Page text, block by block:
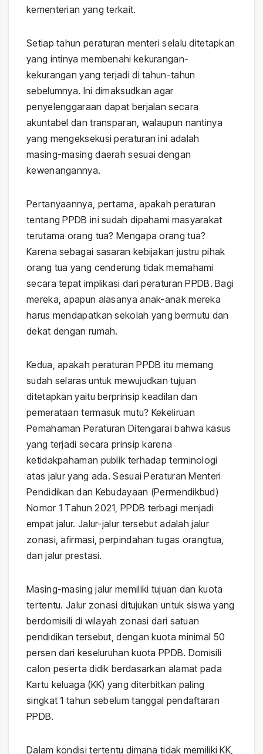
kementerian yang terkait.
Setiap tahun peraturan menteri selalu ditetapkan
yang intinya membenahi kekurangan-
kekurangan yang terjadi di tahun-tahun
sebelumnya. Ini dimaksudkan agar
penyelenggaraan dapat berjalan secara
akuntabel dan transparan, walaupun nantinya
yang mengeksekusi peraturan ini adalah
masing-masing daerah sesuai dengan
kewenangannya.
Pertanyaannya, pertama, apakah peraturan
tentang PPDB ini sudah dipahami masyarakat
terutama orang tua? Mengapa orang tua?
Karena sebagai sasaran kebijakan justru pihak
orang tua yang cenderung tidak memahami
secara tepat implikasi dari peraturan PPDB. Bagi
mereka, apapun alasanya anak-anak mereka
harus mendapatkan sekolah yang bermutu dan
dekat dengan rumah.
Kedua, apakah peraturan PPDB itu memang
sudah selaras untuk mewujudkan tujuan
ditetapkan yaitu berprinsip keadilan dan
pemerataan termasuk mutu? Kekeliruan
Pemahaman Peraturan Ditengarai bahwa kasus
yang terjadi secara prinsip karena
ketidakpahaman publik terhadap terminologi
atas jalur yang ada. Sesuai Peraturan Menteri
Pendidikan dan Kebudayaan (Permendikbud)
Nomor 1 Tahun 2021, PPDB terbagi menjadi
empat jalur. Jalur-jalur tersebut adalah jalur
zonasi, afirmasi, perpindahan tugas orangtua,
dan jalur prestasi.
Masing-masing jalur memiliki tujuan dan kuota
tertentu. Jalur zonasi ditujukan untuk siswa yang
berdomisili di wilayah zonasi dari satuan
pendidikan tersebut, dengan kuota minimal 50
persen dari keseluruhan kuota PPDB. Domisili
calon peserta didik berdasarkan alamat pada
Kartu keluaga (KK) yang diterbitkan paling
singkat 1 tahun sebelum tanggal pendaftaran
PPDB.
Dalam kondisi tertentu dimana tidak memiliki KK,